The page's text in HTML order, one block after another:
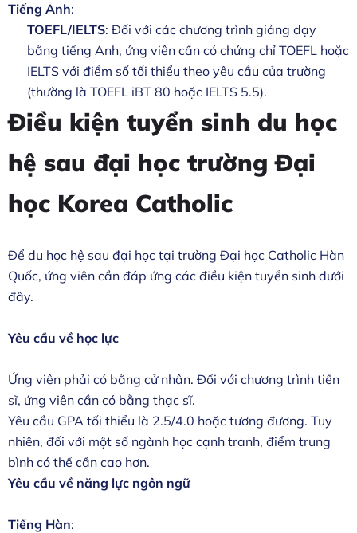
Tiếng Anh:
TOEFL/IELTS: Đối với các chương trình giảng dạy
bằng tiếng Anh, ứng viên cần có chứng chỉ TOEFL hoặc
IELTS với điểm số tối thiểu theo yêu cầu của trường
(thường là TOEFL iBT 80 hoặc IELTS 5.5).
Điều kiện tuyển sinh du học
hệ sau đại học trường Đại
học Korea Catholic
Để du học hệ sau đại học tại trường Đại học Catholic Hàn
Quốc, ứng viên cần đáp ứng các điều kiện tuyển sinh dưới
đây.
Yêu cầu về học lực
Ứng viên phải có bằng cử nhân. Đối với chương trình tiến
sĩ, ứng viên cần có bằng thạc sĩ.
Yêu cầu GPA tối thiểu là 2.5/4.0 hoặc tương đương. Tuy
nhiên, đối với một số ngành học cạnh tranh, điểm trung
bình có thể cần cao hơn.
Yêu cầu về năng lực ngôn ngữ
Tiếng Hàn: